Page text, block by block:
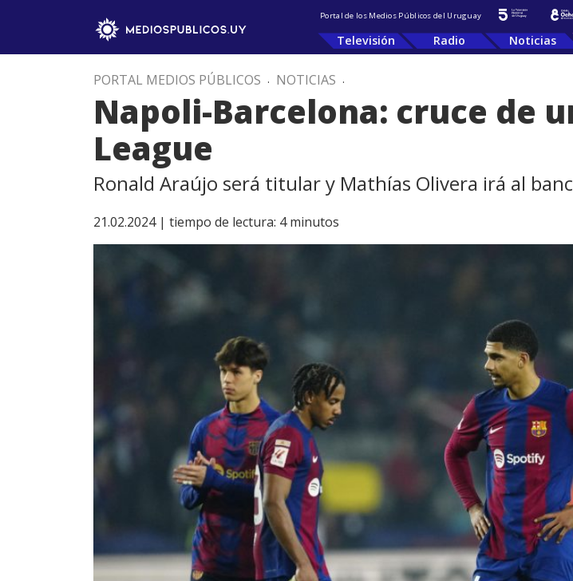
Portal de los Medios Públicos del Uruguay
Televisión Radio Noticias
PORTAL MEDIOS PÚBLICOS . NOTICIAS .
Napoli-Barcelona: cruce de
League
Ronald Araújo será titular y Mathías Olivera irá al
21.02.2024 | tiempo de lectura: 4 minutos